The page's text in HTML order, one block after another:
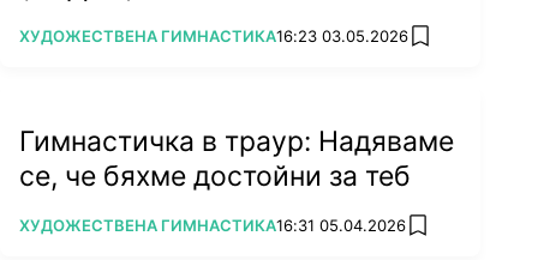
ПОВЕЧЕ ОТ
ХУДОЖЕСТВЕНА ГИМНАСТИКА16:23 03.05.2026 add favorites
Гимнастичка в траур: Надяваме
се, че бяхме достойни за теб
ПОВЕЧЕ ОТ
ХУДОЖЕСТВЕНА ГИМНАСТИКА16:31 05.04.2026 add favorites